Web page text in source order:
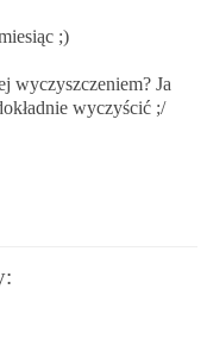
;)
wyczyszczeniem? Ja
wyczyścić ;/